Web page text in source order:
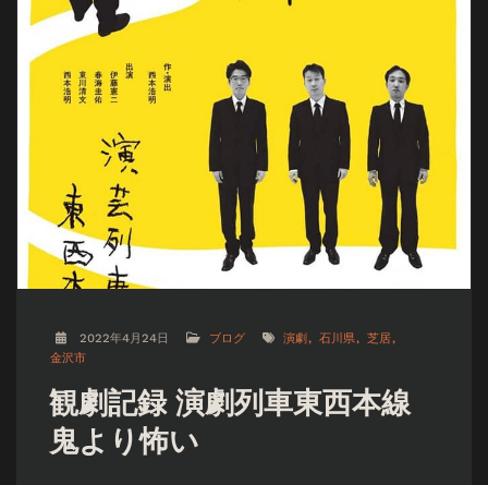
2022年4月24日 ブログ 演劇 石川県
芝居
金沢市
観劇記録 演劇列車東西本線
鬼より怖い